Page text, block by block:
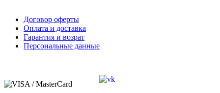
Договор оферты
Оплата и доставка
Гарантия и возрат
Персональные данные